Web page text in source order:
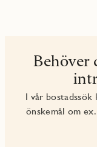
Behöver
I vår
önskemål om